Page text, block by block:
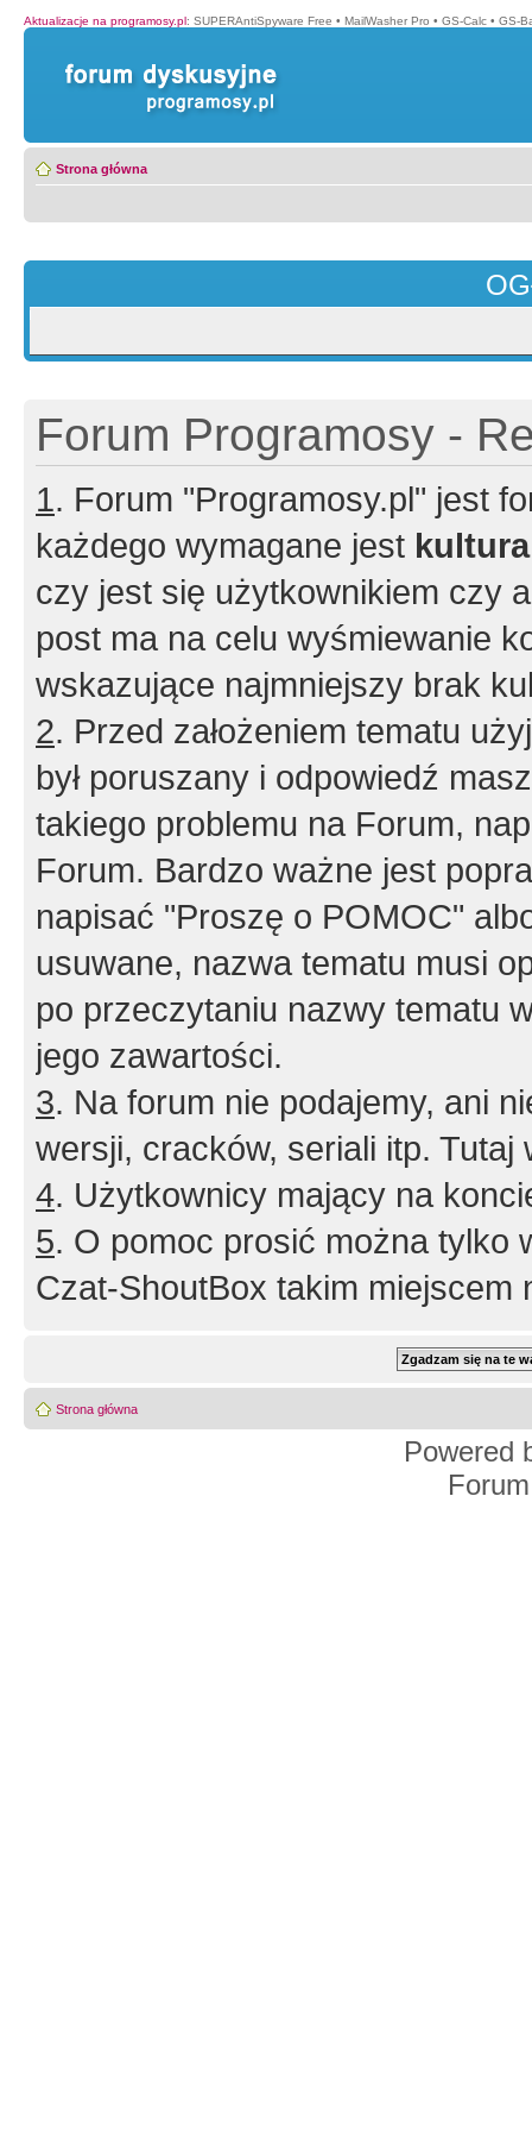
Aktualizacje na programosy.pl: SUPERAntiSpyware Free • MailWasher Pro • GS-Calc • GS-
Strona główna
Forum Programosy -
1. Forum "Programosy.pl" jest
każdego wymagane jest
czy jest się użytkownikiem czy
post ma na celu wyśmiewanie
wskazujące najmniejszy brak
2. Przed założeniem tematu
był poruszany i odpowiedź
takiego problemu na Forum,
Forum. Bardzo ważne jest
napisać "Proszę o POMOC"
usuwane, nazwa tematu musi
po przeczytaniu nazwy tematu
jego zawartości.
3. Na forum nie podajemy, ani
wersji, cracków, seriali itp. Tutaj
4. Użytkownicy mający na
5. O pomoc prosić można tylko
Czat-ShoutBox takim miejscem
Strona główna
Powered